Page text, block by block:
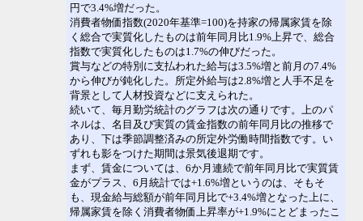
円で3.4%増だった。
消費者物価指数(2020年基準=100)を持家の帰属家賃を除
く総合で実質化したものは前年同月比1.9%上昇で、総合
指数で実質化したものは1.7%の伸びだった。
賞与などの特別に支払われた給与は3.5%増と前月の7.4%
から伸びが鈍化した。所定外給与は2.8%増と人手不足を
背景として人材投資などに支えられた。
続いて、毎月勤労統計のグラフは次の通りです。上のパ
ネルは、名目及び実質の賃金指数の前年同月比の推移で
あり、下は季節調整済みの所定外労働時間指数です。い
ずれも影をつけた期間は景気後退期です。
まず、賃金については、6か月連続で前年同月比で実質賃
金がプラス、6月統計では+1.6%増というのは、そもそ
も、現金給与総額が前年同月比で+3.4%増となった上に、
帰属家賃を除く消費者物価上昇率が+1.9%にとどまったこ